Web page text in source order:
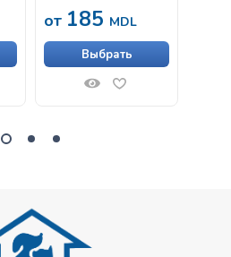
от 185 MDL
Выбрать